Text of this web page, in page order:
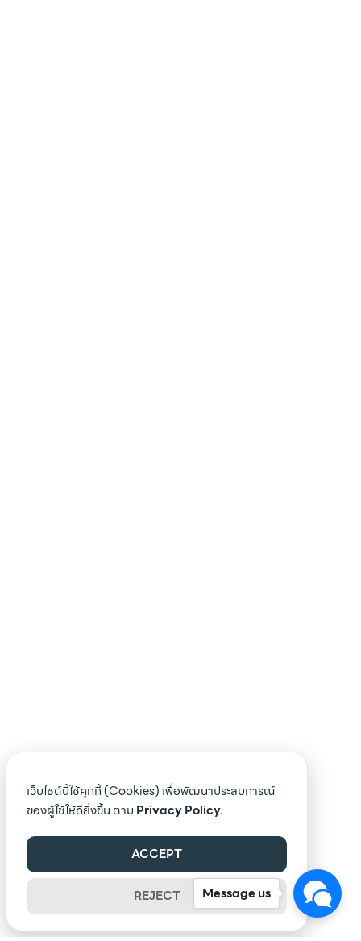
Message us
เว็บไซต์นี้ใช้คุกกี้ (Cookies) เพื่อพัฒนาประสบการณ์
ของผู้ใช้ให้ดียิ่งขึ้น ตาม Privacy Policy.
ACCEPT
REJECT